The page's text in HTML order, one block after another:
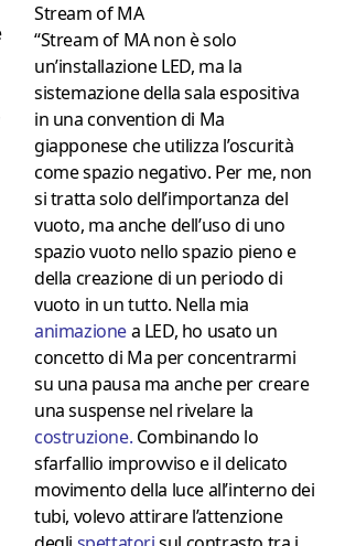
Stream of MA
“Stream of MA non è solo
un’installazione LED, ma la
sistemazione della sala espositiva
in una convention di Ma
giapponese che utilizza l’oscurità
come spazio negativo. Per me, non
si tratta solo dell’importanza del
vuoto, ma anche dell’uso di uno
spazio vuoto nello spazio pieno e
della creazione di un periodo di
vuoto in un tutto. Nella mia
animazionea LED, ho usato un
concetto di Ma per concentrarmi
su una pausa ma anche per creare
una suspense nel rivelare la
costruzione. Combinando lo
sfarfallio improvviso e il delicato
movimento della luce all’interno dei
tubi, volevo attirare l’attenzione